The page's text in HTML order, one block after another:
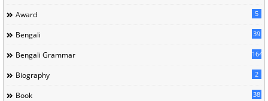
Award 5
Bengali 39
Bengali Grammar 164
Biography 2
Book 38